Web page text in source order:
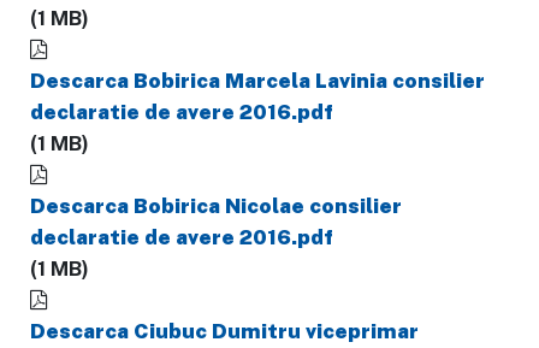
(1 MB)
Descarca Bobirica Marcela Lavinia consilier
declaratie de avere 2016.pdf
(1 MB)
Descarca Bobirica Nicolae consilier
declaratie de avere 2016.pdf
(1 MB)
Descarca Ciubuc Dumitru viceprimar